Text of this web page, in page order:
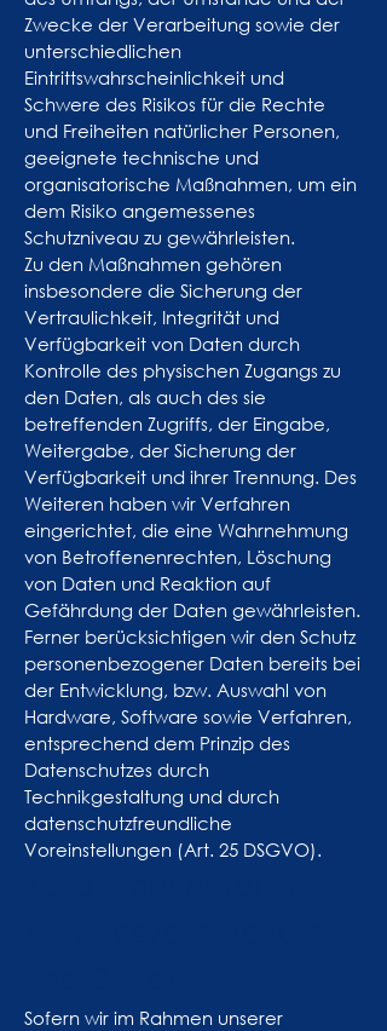
Zwecke der Verarbeitung sowie der
unterschiedlichen
Eintrittswahrscheinlichkeit und
Schwere des Risikos für die Rechte
und Freiheiten natürlicher Personen,
geeignete technische und
organisatorische Maßnahmen, um ein
dem Risiko angemessenes
Schutzniveau zu gewährleisten.
Zu den Maßnahmen gehören
insbesondere die Sicherung der
Vertraulichkeit, Integrität und
Verfügbarkeit von Daten durch
Kontrolle des physischen Zugangs zu
den Daten, als auch des sie
betreffenden Zugriffs, der Eingabe,
Weitergabe, der Sicherung der
Verfügbarkeit und ihrer Trennung. Des
Weiteren haben wir Verfahren
eingerichtet, die eine Wahrnehmung
von Betroffenenrechten, Löschung
von Daten und Reaktion auf
Gefährdung der Daten gewährleisten.
Ferner berücksichtigen wir den Schutz
personenbezogener Daten bereits bei
der Entwicklung, bzw. Auswahl von
Hardware, Software sowie Verfahren,
entsprechend dem Prinzip des
Datenschutzes durch
Technikgestaltung und durch
datenschutzfreundliche
Voreinstellungen (Art. 25 DSGVO).
Sofern wir im Rahmen unserer